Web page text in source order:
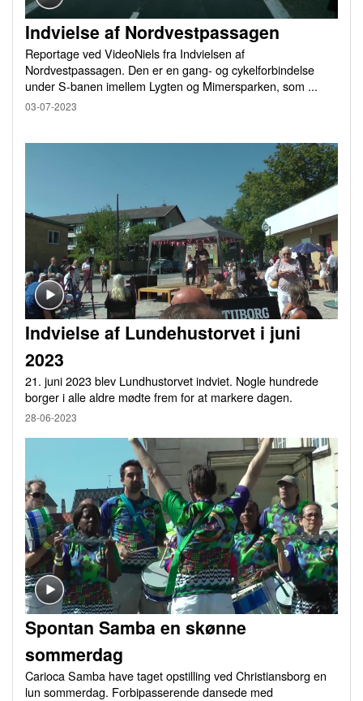
Indvielse af Nordvestpassagen
Reportage ved VideoNiels fra Indvielsen af
Nordvestpassagen. Den er en gang- og cykelforbindelse
under S-banen imellem Lygten og Mimersparken, som ...
03-07-2023
Indvielse af Lundehustorvet i juni
2023
21. juni 2023 blev Lundhustorvet indviet. Nogle hundrede
borger i alle aldre mødte frem for at markere dagen.
28-06-2023
Spontan Samba en skønne
sommerdag
Carioca Samba have taget opstilling ved Christiansborg en
lun sommerdag. Forbipasserende dansede med